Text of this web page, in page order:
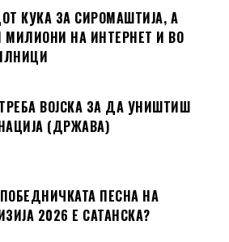
КУКА ЗА СИРОМАШТИЈА, А
МИЛИОНИ НА ИНТЕРНЕТ И ВО
ВОЈСКА ЗА ДА УНИШТИШ
(ДРЖАВА)
ПЕСНА НА
2026 Е САТАНСКА?